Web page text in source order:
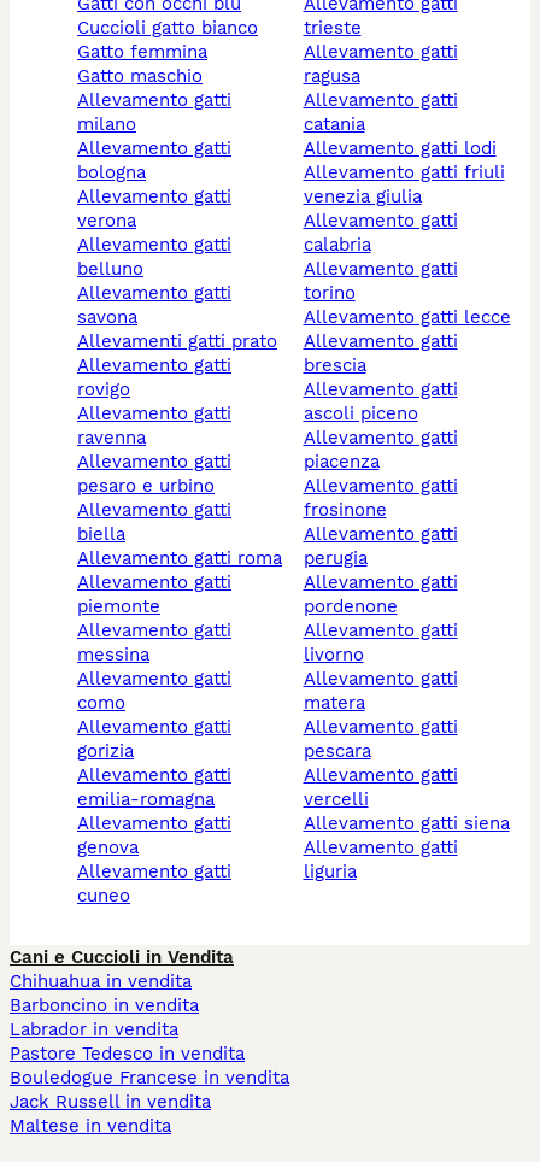
cuccioli gatto bianco
gatto femmina
gatto maschio
allevamento gatti
milano
allevamento gatti
bologna
allevamento gatti
verona
allevamento gatti
belluno
allevamento gatti
savona
allevamenti gatti prato
allevamento gatti
rovigo
allevamento gatti
ravenna
allevamento gatti
pesaro e urbino
allevamento gatti
biella
allevamento gatti roma
allevamento gatti
piemonte
allevamento gatti
messina
allevamento gatti
como
allevamento gatti
gorizia
allevamento gatti
emilia-romagna
allevamento gatti
genova
allevamento gatti
cuneo
trieste
allevamento gatti
ragusa
allevamento gatti
catania
allevamento gatti lodi
allevamento gatti friuli
venezia giulia
allevamento gatti
calabria
allevamento gatti
torino
allevamento gatti lecce
allevamento gatti
brescia
allevamento gatti
ascoli piceno
allevamento gatti
piacenza
allevamento gatti
frosinone
allevamento gatti
perugia
allevamento gatti
pordenone
allevamento gatti
livorno
allevamento gatti
matera
allevamento gatti
pescara
allevamento gatti
vercelli
allevamento gatti siena
allevamento gatti
liguria
Cani e Cuccioli in Vendita
Chihuahua in vendita
Barboncino in vendita
Labrador in vendita
Pastore Tedesco in vendita
Bouledogue Francese in vendita
Jack Russell in vendita
Maltese in vendita